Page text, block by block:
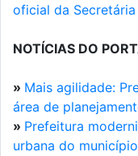
oficial da
NOTÍCIAS DO
» Mais agilidade:
área de
» Prefeitura
urbana do município